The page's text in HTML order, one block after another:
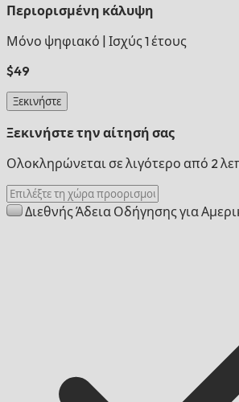
Περιορισμένη κάλυψη
Μόνο ψηφιακό Ισχύς 1 έτους
$49
Ξεκινήστε
Ξεκινήστε την αίτησή σας
Ολοκληρώνεται σε λιγότερο από 2
Διεθνής Άδεια Οδήγησης για